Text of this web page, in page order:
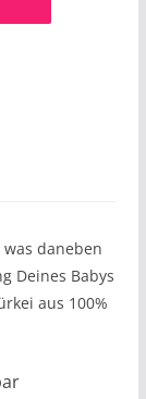
daneben
Deines Babys
aus 100%